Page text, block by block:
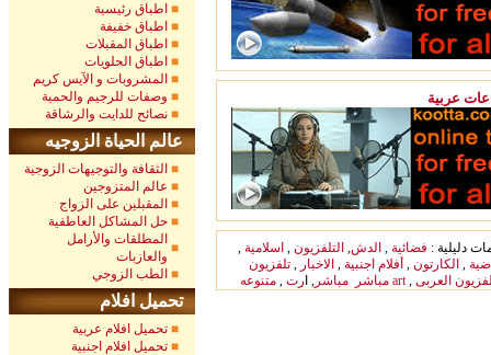
عربية
دليلية : فضائية , الدش, التلفزيون , اسلامية ,
, الكارتون , أفلام اجنبية , الاخبار , تلفزيون
مباشر
مباشر , ا رت , متنوعه art, العربى
اطباق رئيسية
اطباق خفيفة
اطباق المقبلات
اطباق الحلويات
المشروبات و الآيس كريم
وصفات للرجيم والحمية
نصائح للدايت والرشاقة
عالم الحياة الزوجيه
الثقافة والتوجيهات الزوجية
عالم المتزوجين
المقبلين على الزواج
حل المشاكل العاطفية
المطلقات والأرامل
والعازبات
الطب الزوجي
تحميل افلام
تحميل افلام عربية
تحميل افلام اجنبية